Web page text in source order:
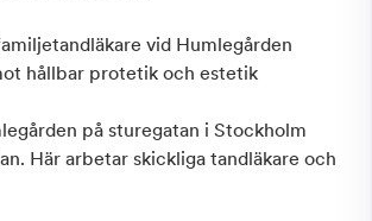
vid Humlegården
hållbar protetik och estetik
på sturegatan i Stockholm
Här arbetar skickliga tandläkare och
som patient både ska känna dig trygg